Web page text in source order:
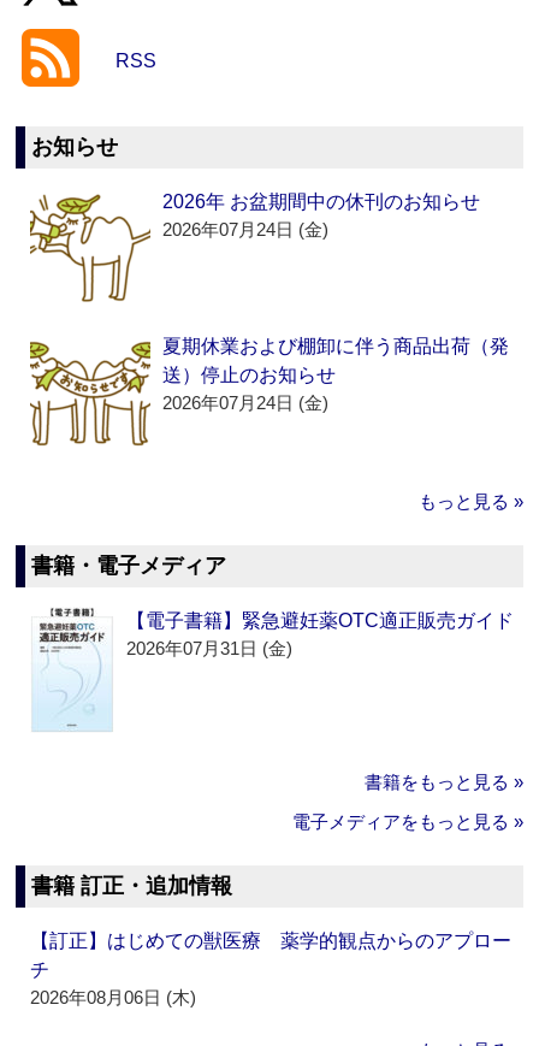
RSS
お知らせ
2026年 お盆期間中の休刊のお知らせ
2026年07月24日 (金)
夏期休業および棚卸に伴う商品出荷（発
送）停止のお知らせ
2026年07月24日 (金)
もっと見る »
書籍・電子メディア
【電子書籍】緊急避妊薬OTC適正販売ガイド
2026年07月31日 (金)
書籍をもっと見る »
電子メディアをもっと見る »
書籍 訂正・追加情報
【訂正】はじめての獣医療 薬学的観点からのアプロー
チ
2026年08月06日 (木)